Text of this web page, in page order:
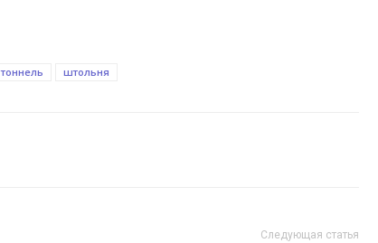
тоннель штольня
Следующая статья